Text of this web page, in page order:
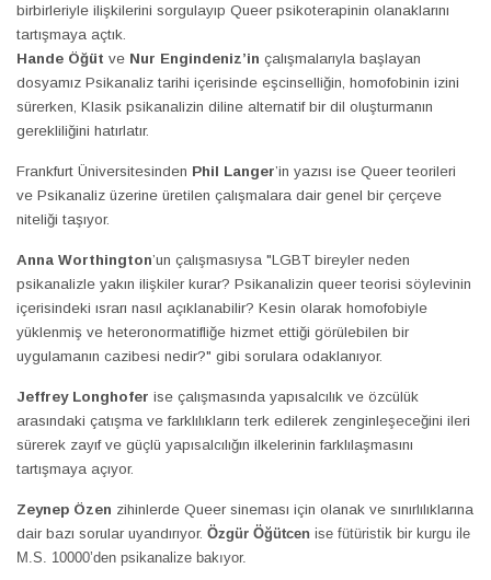
birbirleriyle ilişkilerini sorgulayıp Queer psikoterapinin olanaklarını
tartışmaya açtık.
Hande Öğüt ve Nur Engindeniz’in çalışmalarıyla başlayan
dosyamız Psikanaliz tarihi içerisinde eşcinselliğin, homofobinin izini
sürerken, Klasik psikanalizin diline alternatif bir dil oluşturmanın
gerekliliğini hatırlatır.
Frankfurt Üniversitesinden Phil Langer’in yazısı ise Queer teorileri
ve Psikanaliz üzerine üretilen çalışmalara dair genel bir çerçeve
niteliği taşıyor.
Anna Worthington’un çalışmasıysa "LGBT bireyler neden
psikanalizle yakın ilişkiler kurar? Psikanalizin queer teorisi söylevinin
içerisindeki ısrarı nasıl açıklanabilir? Kesin olarak homofobiyle
yüklenmiş ve heteronormatifliğe hizmet ettiği görülebilen bir
uygulamanın cazibesi nedir?" gibi sorulara odaklanıyor.
Jeffrey Longhofer ise çalışmasında yapısalcılık ve özcülük
arasındaki çatışma ve farklılıkların terk edilerek zenginleşeceğini ileri
sürerek zayıf ve güçlü yapısalcılığın ilkelerinin farklılaşmasını
tartışmaya açıyor.
Zeynep Özen zihinlerde Queer sineması için olanak ve sınırlılıklarına
dair bazı sorular uyandırıyor. Özgür Öğütcen ise fütüristik bir kurgu ile
M.S. 10000’den psikanalize bakıyor.